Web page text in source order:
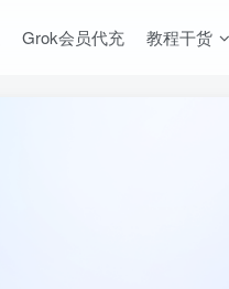
Grok会员代充 教程干货